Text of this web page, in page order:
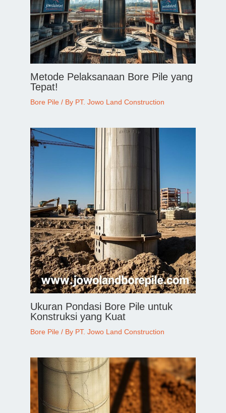
Metode Pelaksanaan Bore Pile yang
Tepat!
Bore Pile / By PT. Jowo Land Construction
Ukuran Pondasi Bore Pile untuk
Konstruksi yang Kuat
Bore Pile / By PT. Jowo Land Construction